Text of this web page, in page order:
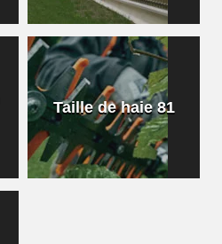
Taille de haie 81